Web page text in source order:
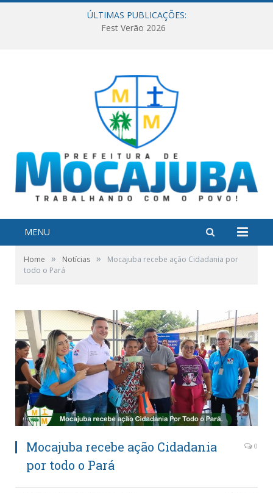
ÚLTIMAS PUBLICAÇÕES:
Fest Verão 2026
MENU
Home » Notícias »
Mocajuba recebe ação Cidadania por
todo o Pará
Mocajuba recebe ação Cidadania
por todo o Pará
0